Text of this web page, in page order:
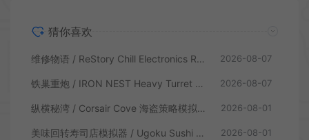
猜你喜欢
维修物语 / ReStory Chill Electronics Repairs 拆解修理模拟游戏 2026-08-07
铁巢重炮 / IRON NEST Heavy Turret 柴油朋克重型火炮游戏 2026-08-07
纵横秘湾 / Corsair Cove 海盗策略模拟游戏 2026-08-01
美味回转寿司店模拟器 / Ugoku Sushi Bar 休闲治愈模拟游戏 2026-08-01